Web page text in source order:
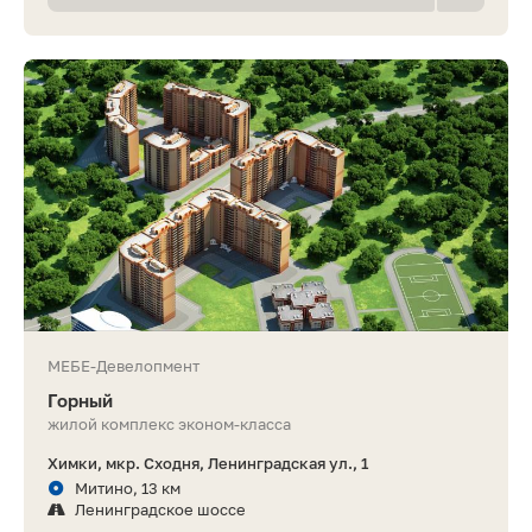
МЕБЕ-Девелопмент
Горный
жилой комплекс эконом-класса
Химки, мкр. Сходня, Ленинградская ул., 1
Митино, 13 км
Ленинградское шоссе